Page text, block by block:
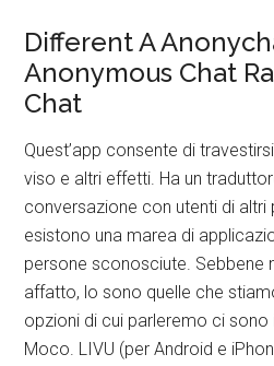
Different A
Anonymous Chat
Chat
Quest’app consente di
viso e altri effetti. Ha un
conversazione con utenti di altri
esistono una marea di
persone sconosciute. Sebbene
affatto, lo sono quelle che
opzioni di cui parleremo ci
Moco. LIVU (per Android e